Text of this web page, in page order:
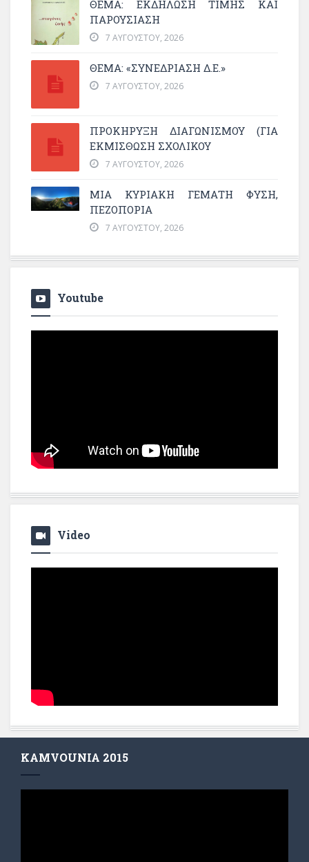
ΘΈΜΑ: ΕΚΔΉΛΩΣΗ ΤΙΜΉΣ ΚΑΙ
ΠΑΡΟΥΣΊΑΣΗ
7 ΑΥΓΟΎΣΤΟΥ, 2026
ΘΕΜΑ: «ΣΥΝΕΔΡΊΑΣΗ Δ.Ε.»
7 ΑΥΓΟΎΣΤΟΥ, 2026
ΠΡΟΚΗΡΥΞΗ ΔΙΑΓΩΝΙΣΜΟΥ (ΓΙΑ
ΕΚΜΊΣΘΩΣΗ ΣΧΟΛΙΚΟΎ
7 ΑΥΓΟΎΣΤΟΥ, 2026
ΜΙΑ ΚΥΡΙΑΚΉ ΓΕΜΆΤΗ ΦΎΣΗ,
ΠΕΖΟΠΟΡΊΑ
7 ΑΥΓΟΎΣΤΟΥ, 2026
Youtube
Video
KAMVOUNIA 2015